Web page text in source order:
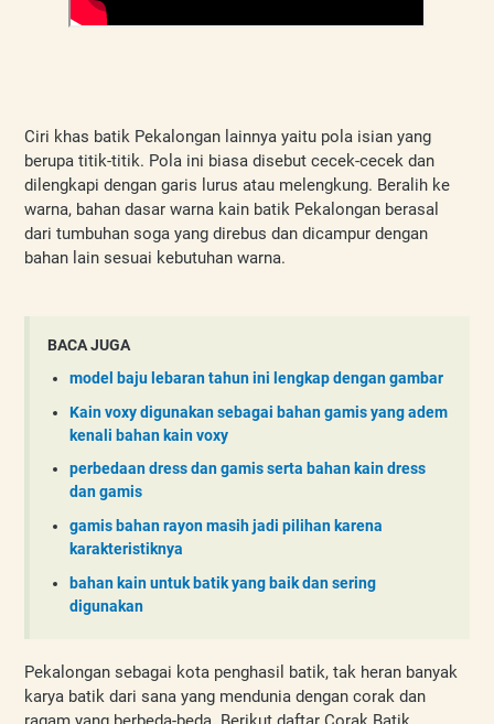
Ciri khas batik Pekalongan lainnya yaitu pola isian yang
berupa titik-titik. Pola ini biasa disebut cecek-cecek dan
dilengkapi dengan garis lurus atau melengkung. Beralih ke
warna, bahan dasar warna kain batik Pekalongan berasal
dari tumbuhan soga yang direbus dan dicampur dengan
bahan lain sesuai kebutuhan warna.
BACA JUGA
model baju lebaran tahun ini lengkap dengan gambar
Kain voxy digunakan sebagai bahan gamis yang adem
kenali bahan kain voxy
perbedaan dress dan gamis serta bahan kain dress
dan gamis
gamis bahan rayon masih jadi pilihan karena
karakteristiknya
bahan kain untuk batik yang baik dan sering
digunakan
Pekalongan sebagai kota penghasil batik, tak heran banyak
karya batik dari sana yang mendunia dengan corak dan